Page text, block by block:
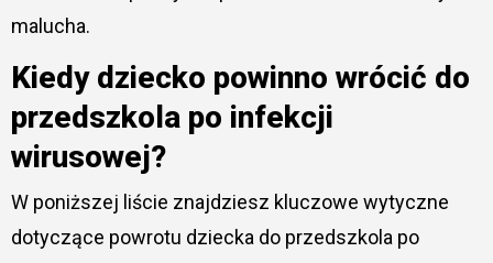
malucha.
Kiedy dziecko powinno wrócić do
przedszkola po infekcji
wirusowej?
W poniższej liście znajdziesz kluczowe wytyczne
dotyczące powrotu dziecka do przedszkola po